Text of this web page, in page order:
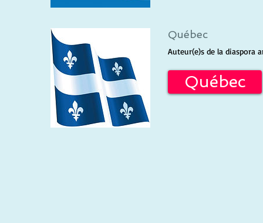
Québec
Auteur(e)s de la diaspora
Québec